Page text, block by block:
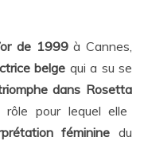
de 1999à Cannes,
belge qui a su se
dans Rosetta
pour lequel elle
féminine du